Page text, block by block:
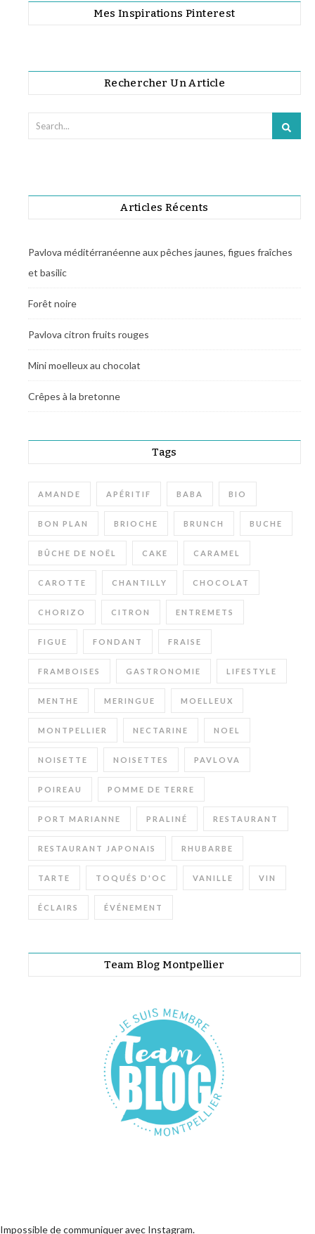
Mes Inspirations Pinterest
Rechercher Un Article
Articles Récents
Pavlova méditérranéenne aux pêches jaunes, figues fraîches
et basilic
Forêt noire
Pavlova citron fruits rouges
Mini moelleux au chocolat
Crêpes à la bretonne
Tags
AMANDE APÉRITIF BABA BIO
BON PLAN BRIOCHE BRUNCH BUCHE
BÛCHE DE NOËL CAKE CARAMEL
CAROTTE CHANTILLY CHOCOLAT
CHORIZO CITRON ENTREMETS
FIGUE FONDANT FRAISE
FRAMBOISES GASTRONOMIE LIFESTYLE
MENTHE MERINGUE MOELLEUX
MONTPELLIER NECTARINE NOEL
NOISETTE NOISETTES PAVLOVA
POIREAU POMME DE TERRE
PORT MARIANNE PRALINÉ RESTAURANT
RESTAURANT JAPONAIS RHUBARBE
TARTE TOQUÉS D'OC VANILLE VIN
ÉCLAIRS ÉVÉNEMENT
Team Blog Montpellier
Impossible de communiquer avec Instagram.